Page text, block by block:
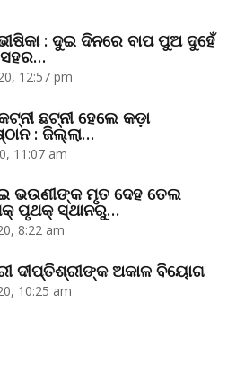
: ଦୁଇ ଦିନରେ ବାପ ପୁଅ ଦୁହେଁ
ସହର…
12:57 pm
ଛଟ୍‌ନୀ ହେଲେ କଡ଼ା
: ଜିଲ୍ଲା…
11:07 am
ଭଉଣୀଙ୍କ ମୃତ ଦେହ ତେଲ
ପୃଥକ୍‌ ସ୍ଥାନରୁ…
8:22 am
ଦୀପ୍ତିଶ୍ରୀଙ୍କ ଅକାଳ ବିୟୋଗ
10:25 am